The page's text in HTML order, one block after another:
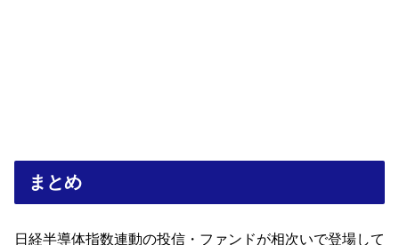
まとめ
日経半導体指数連動の投信・ファンドが相次いで登場して